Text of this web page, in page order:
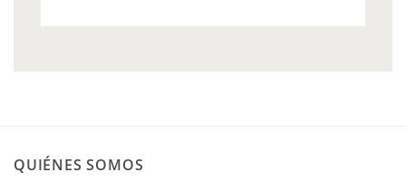
QUIÉNES SOMOS